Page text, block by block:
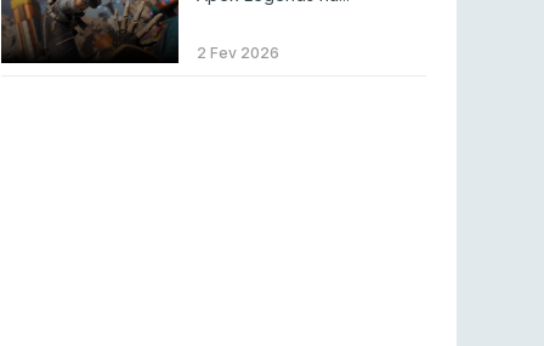
BLAST Bounty S2 na RTP Arena: Regressa o
melhor Counter-Strike
2 Fev 2026